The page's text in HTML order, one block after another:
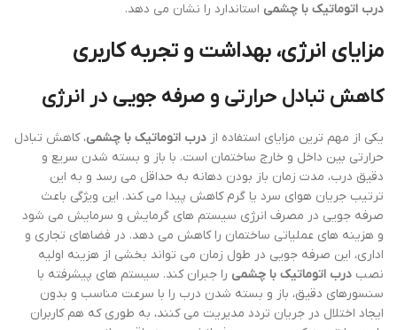
درب اتوماتیک با چشمی استاندارد را نشان می دهد.
مزایای انرژی، بهداشت و تجربه کاربری
کاهش تبادل حرارتی و صرفه جویی در انرژی
یکی از مهم ترین مزایای استفاده از درب اتوماتیک با چشمی، کاهش تبادل
حرارتی بین داخل و خارج ساختمان است. با باز و بسته شدن سریع و
دقیق درب، مدت زمان باز بودن دهانه به حداقل می رسد و به این
ترتیب جریان هوای سرد یا گرم کاهش پیدا می کند. این ویژگی باعث
صرفه جویی در مصرف انرژی سیستم های گرمایش و سرمایش می شود
و هزینه های عملیاتی ساختمان را کاهش می دهد. در فضاهای تجاری و
اداری، این صرفه جویی در طول زمان می تواند بخشی از هزینه اولیه
نصب درب اتوماتیک با چشمی را جبران کند. سیستم های پیشرفته با
سنسورهای دقیق، باز و بسته شدن درب را با سرعت مناسب و بدون
ایجاد اختلال در جریان تردد مدیریت می کنند، به طوری که هم کاربران